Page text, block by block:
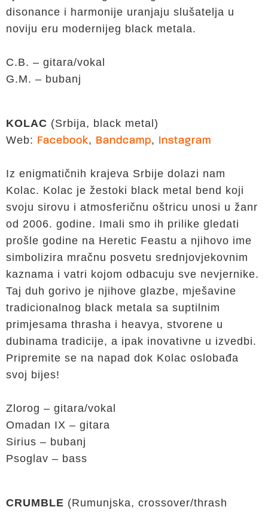
disonance i harmonije uranjaju slušatelja u
noviju eru modernijeg black metala.
C.B. – gitara/vokal
G.M. – bubanj
KOLAC (Srbija, black metal)
Web: Facebook, Bandcamp, Instagram
Iz enigmatičnih krajeva Srbije dolazi nam
Kolac. Kolac je žestoki black metal bend koji
svoju sirovu i atmosferičnu oštricu unosi u žanr
od 2006. godine. Imali smo ih prilike gledati
prošle godine na Heretic Feastu a njihovo ime
simbolizira mračnu posvetu srednjovjekovnim
kaznama i vatri kojom odbacuju sve nevjernike.
Taj duh gorivo je njihove glazbe, mješavine
tradicionalnog black metala sa suptilnim
primjesama thrasha i heavya, stvorene u
dubinama tradicije, a ipak inovativne u izvedbi.
Pripremite se na napad dok Kolac oslobađa
svoj bijes!
Zlorog – gitara/vokal
Omadan IX – gitara
Sirius – bubanj
Psoglav – bass
CRUMBLE (Rumunjska, crossover/thrash